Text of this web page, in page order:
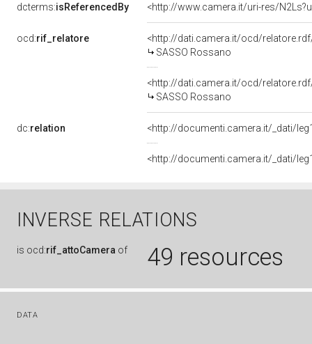
dcterms:isReferencedBy <http://www.camera.it/uri-res/
ocd:rif_relatore
<http://dati.camera.it/ocd/
SASSO Rossano
<http://dati.camera.it/ocd/
SASSO Rossano
dc:relation <http://documenti.camera.it/_dati/
<http://documenti.camera.it/_dati/
INVERSE RELATIONS
is ocd:rif_attoCamera of 49 resources
DATA